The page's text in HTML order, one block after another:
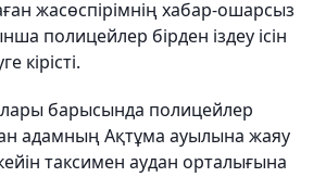
жасөспірімнің хабар-ошарсыз
полицейлер бірден іздеу ісін
кірісті.
барысында полицейлер
адамның Ақтұма ауылына жаяу
таксимен аудан орталығына